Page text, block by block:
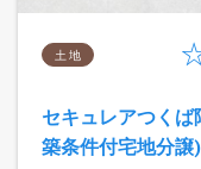
土 地
セキュレアつく
築条件付宅地分譲)